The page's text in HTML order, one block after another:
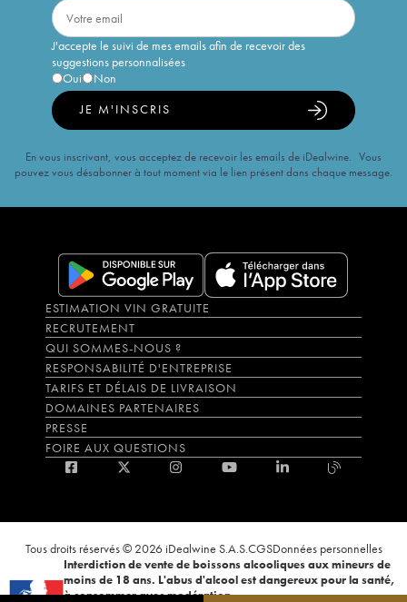
J'accepte le suivi de mes emails afin de recevoir des
suggestions personnalisées
Oui
Non
JE M'INSCRIS
En vous inscrivant, vous acceptez de recevoir les emails de iDealwine. Vous
pouvez vous désabonner à tout moment via le lien présent dans chaque message.
ESTIMATION VIN GRATUITE
RECRUTEMENT
QUI SOMMES-NOUS ?
RESPONSABILITÉ D'ENTREPRISE
TARIFS ET DÉLAIS DE LIVRAISON
DOMAINES PARTENAIRES
PRESSE
FOIRE AUX QUESTIONS
Tous droits réservés © 2026 iDealwine S.A.S.CGSDonnées personnelles
Interdiction de vente de boissons alcooliques aux mineurs de
moins de 18 ans. L'abus d'alcool est dangereux pour la santé,
à consommer avec modération.